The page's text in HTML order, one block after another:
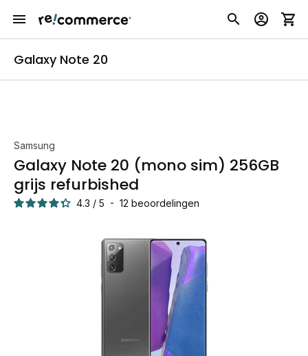
Galaxy Note 20
Samsung
Galaxy Note 20 (mono sim) 256GB
grijs refurbished
4.3 / 5 - 12 beoordelingen